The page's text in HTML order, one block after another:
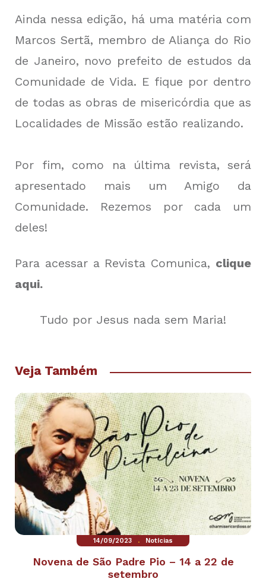
Ainda nessa edição, há uma matéria com
Marcos Sertã, membro de Aliança do Rio
de Janeiro, novo prefeito de estudos da
Comunidade de Vida. E fique por dentro
de todas as obras de misericórdia que as
Localidades de Missão estão realizando.
Por fim, como na última revista, será
apresentado mais um Amigo da
Comunidade. Rezemos por cada um
deles!
Para acessar a Revista Comunica, clique
aqui.
Tudo por Jesus nada sem Maria!
Veja Também
14/09/2023 . Notícias
Novena de São Padre Pio – 14 a 22 de
setembro